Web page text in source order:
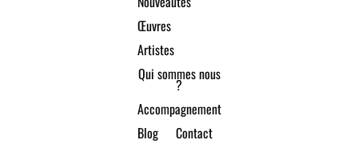
Œuvres
Artistes
Qui sommes nous
?
Accompagnement
Blog
Contact